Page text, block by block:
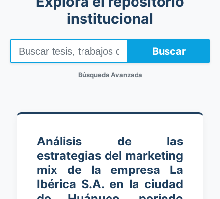
institucional
Buscar
Búsqueda Avanzada
Análisis de las
estrategias del marketing
mix de la empresa La
Ibérica S.A. en la ciudad